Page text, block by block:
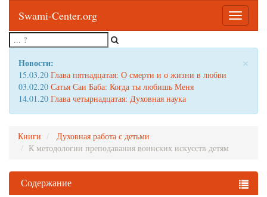
Toggle
Swami-Center.org
×
Новости:
15.03.20 Глава пятнадцатая: О смерти и о жизни в любви
03.02.20 Сатья Саи Баба: Когда ты любишь Меня
14.01.20 Глава четырнадцатая: Духовная наука
Книги
Духовная работа с детьми
К методологии преподавания воинских искусств детям
Содержание